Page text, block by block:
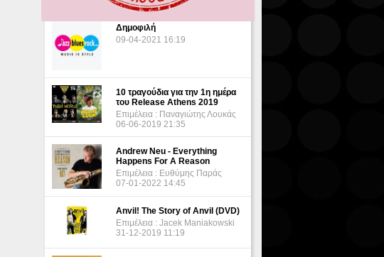
Δημοφιλή
09-04-2021 16:19
10 τραγούδια για την 1η ημέρα
του Release Athens 2019
Επιμέλεια : Παναγιώτης Λουκάς
06-06-2019 21:35
Andrew Neu - Everything
Happens For A Reason
Επιμέλεια : Ευθύμης Παράς
07-01-2022 14:45
Anvil! The Story of Anvil (DVD)
Επιμέλεια : Jacek Maniakowski
31-12-2019 11:19